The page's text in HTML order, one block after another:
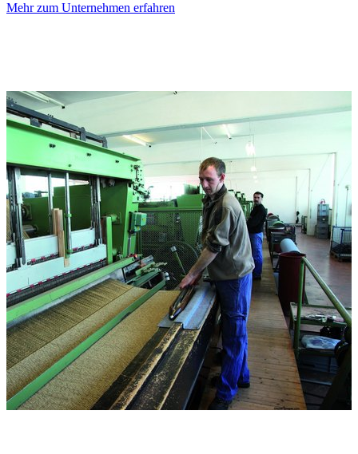
Mehr zum Unternehmen erfahren